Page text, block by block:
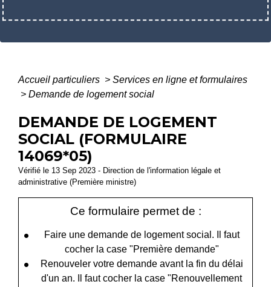
Accueil particuliers > Services en ligne et formulaires
> Demande de logement social
DEMANDE DE LOGEMENT
SOCIAL (FORMULAIRE
14069*05)
Vérifié le 13 Sep 2023 - Direction de l'information légale et
administrative (Première ministre)
Ce formulaire permet de :
Faire une demande de logement social. Il faut
cocher la case "Première demande"
Renouveler votre demande avant la fin du délai
d'un an. Il faut cocher la case "Renouvellement